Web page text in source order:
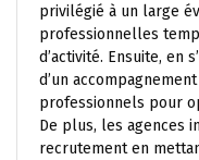
privilégié à un large
professionnelles
d’activité. Ensuite, en
d’un
professionnels pour
De plus, les agences
recrutement en